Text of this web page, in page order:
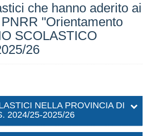
che hanno aderito ai
"Orientamento
SCOLASTICO
26
NELLA PROVINCIA DI
2024/25-2025/26